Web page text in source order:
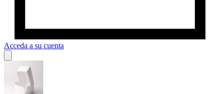
Acceda a su cuenta